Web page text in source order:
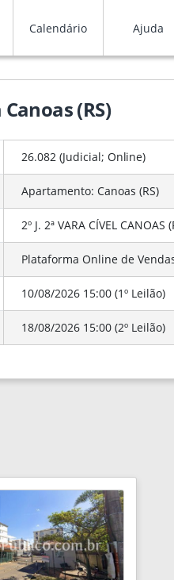
Calendário Ajuda
(RS)
26.082 (Judicial;Online)
Apartamento: Canoas (RS)
2º J. 2ª VARA CÍVEL
Plataforma Online de
10/08/2026 15:00 (1º Leilão)
18/08/2026 15:00 (2º Leilão)